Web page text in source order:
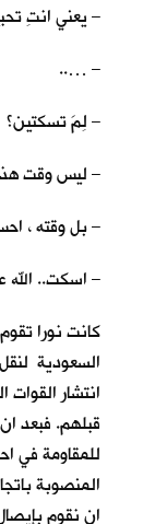
– يعني انتِ
– …..
– لِمَ تسكتين؟
– ليس وقت
– بل وقته ،
– اسكت.. الله
كانت نورا
السعودية
انتشار
قبلهم. فبعد
للمقاومة في
المنصوبة
ان نقوم